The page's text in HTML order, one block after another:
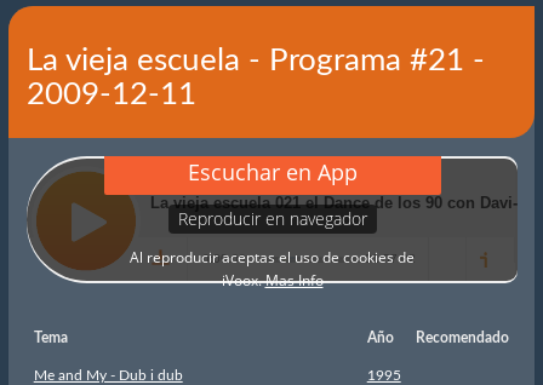
La vieja escuela - Programa #21 -
2009-12-11
Tema Año Recomendado
Me and My - Dub i dub 1995